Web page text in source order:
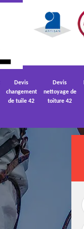
Devis
changement
de tuile 42
Devis
nettoyage de
toiture 42
Devis nettoyage de
toiture 42